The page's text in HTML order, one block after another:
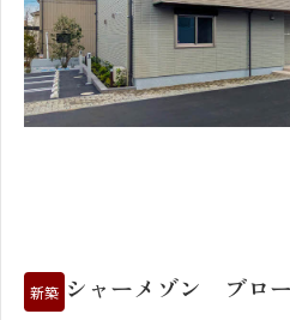
新築 シャーメゾン ブロ